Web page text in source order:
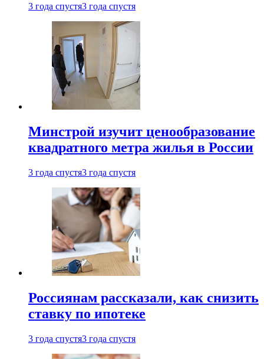
3 года спустя3 года спустя
Минстрой изучит ценообразование
квадратного метра жилья в России
3 года спустя3 года спустя
Россиянам рассказали, как снизить
ставку по ипотеке
3 года спустя3 года спустя